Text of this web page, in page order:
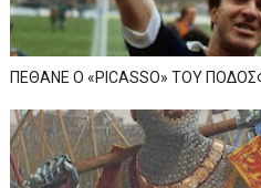
ΠΕΘΑΝΕ Ο «PICASSO» TOY